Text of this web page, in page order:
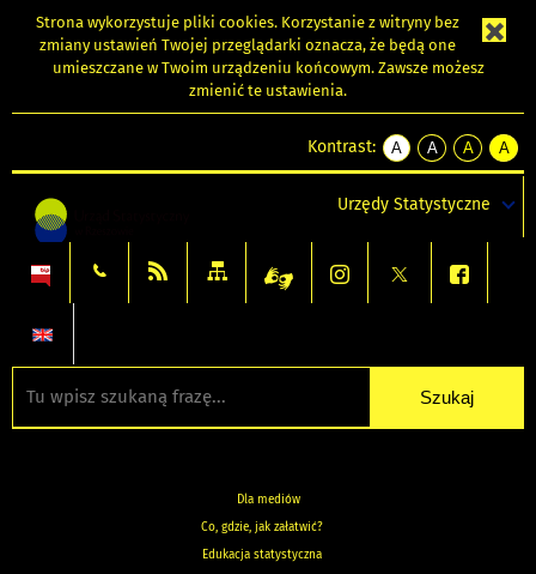
Strona wykorzystuje pliki cookies. Korzystanie z witryny bez
zmiany ustawień Twojej przeglądarki oznacza, że będą one
umieszczane w Twoim urządzeniu końcowym. Zawsze możesz
zmienić te ustawienia.
Kontrast:
A
kontrast
A
kontrast
tekst
czarnym
A
kontrast
tekst
czarnym
A
tekst
żółtym
Urzędy Statystyczne
Dla mediów
Co, gdzie, jak załatwić?
Edukacja statystyczna